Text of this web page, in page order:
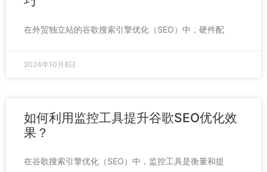
在外贸独立站的谷歌搜索引擎优化（SEO）中，硬件配
2024年10月8日
如何利用监控工具提升谷歌SEO优化效
果？
在谷歌搜索引擎优化（SEO）中，监控工具是衡量和提